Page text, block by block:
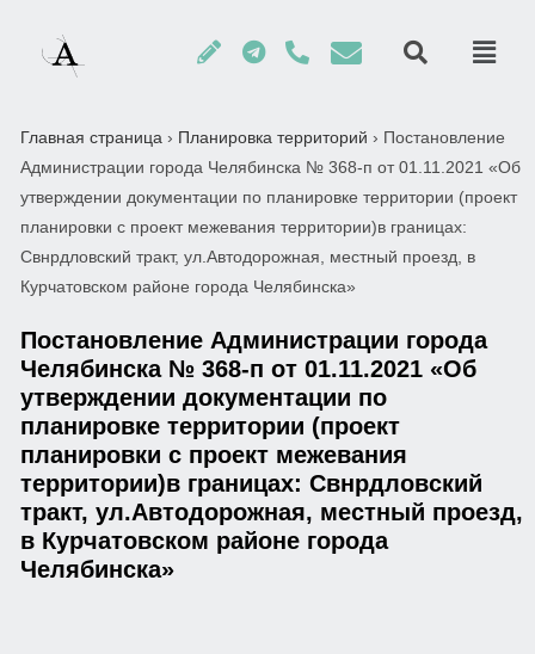
Главная страница › Планировка территорий › Постановление
Администрации города Челябинска № 368-п от 01.11.2021 «Об
утверждении документации по планировке территории (проект
планировки с проект межевания территории)в границах:
Свнрдловский тракт, ул.Автодорожная, местный проезд, в
Курчатовском районе города Челябинска»
Постановление Администрации города
Челябинска № 368-п от 01.11.2021 «Об
утверждении документации по
планировке территории (проект
планировки с проект межевания
территории)в границах: Свнрдловский
тракт, ул.Автодорожная, местный проезд,
в Курчатовском районе города
Челябинска»